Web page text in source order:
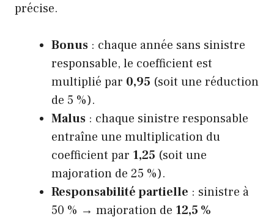
précise.
Bonus : chaque année sans sinistre
responsable, le coefficient est
multiplié par 0,95 (soit une réduction
de 5 %).
Malus : chaque sinistre responsable
entraîne une multiplication du
coefficient par 1,25 (soit une
majoration de 25 %).
Responsabilité partielle : sinistre à
50 % → majoration de 12,5 %